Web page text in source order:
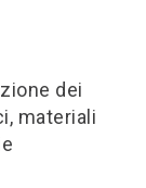
dei
materiali